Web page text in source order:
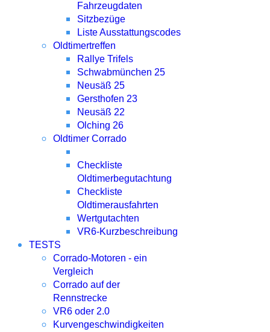
Fahrzeugdaten
Sitzbezüge
Liste Ausstattungscodes
Oldtimertreffen
Rallye Trifels
Schwabmünchen 25
Neusäß 25
Gersthofen 23
Neusäß 22
Olching 26
Oldtimer Corrado
Checkliste
Oldtimerbegutachtung
Checkliste
Oldtimerausfahrten
Wertgutachten
VR6-Kurzbeschreibung
TESTS
Corrado-Motoren - ein
Vergleich
Corrado auf der
Rennstrecke
VR6 oder 2.0
Kurvengeschwindigkeiten